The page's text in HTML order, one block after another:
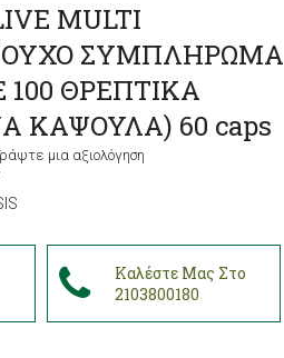
MULTI
ΣΥΜΠΛΗΡΩΜΑ
ΘΡΕΠΤΙΚΑ
ΚΑΨΟΥΛΑ) 60 caps
μια αξιολόγηση
Καλέστε Μας Στο
2103800180